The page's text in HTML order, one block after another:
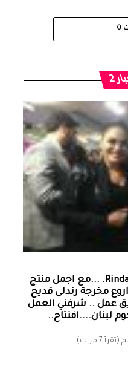
0
2
مؤمنة الشامي‏ مع ‏‎Rindala Kodeih‎‏. ...مع اجمل منتج
مخرجة رندلى قديح
عمل .. شرفني العمل
لبنان....افتتاح..